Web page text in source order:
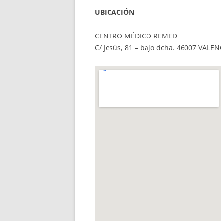
UBICACIÓN
CENTRO MÉDICO REMED
C/ Jesús, 81 – bajo dcha. 46007